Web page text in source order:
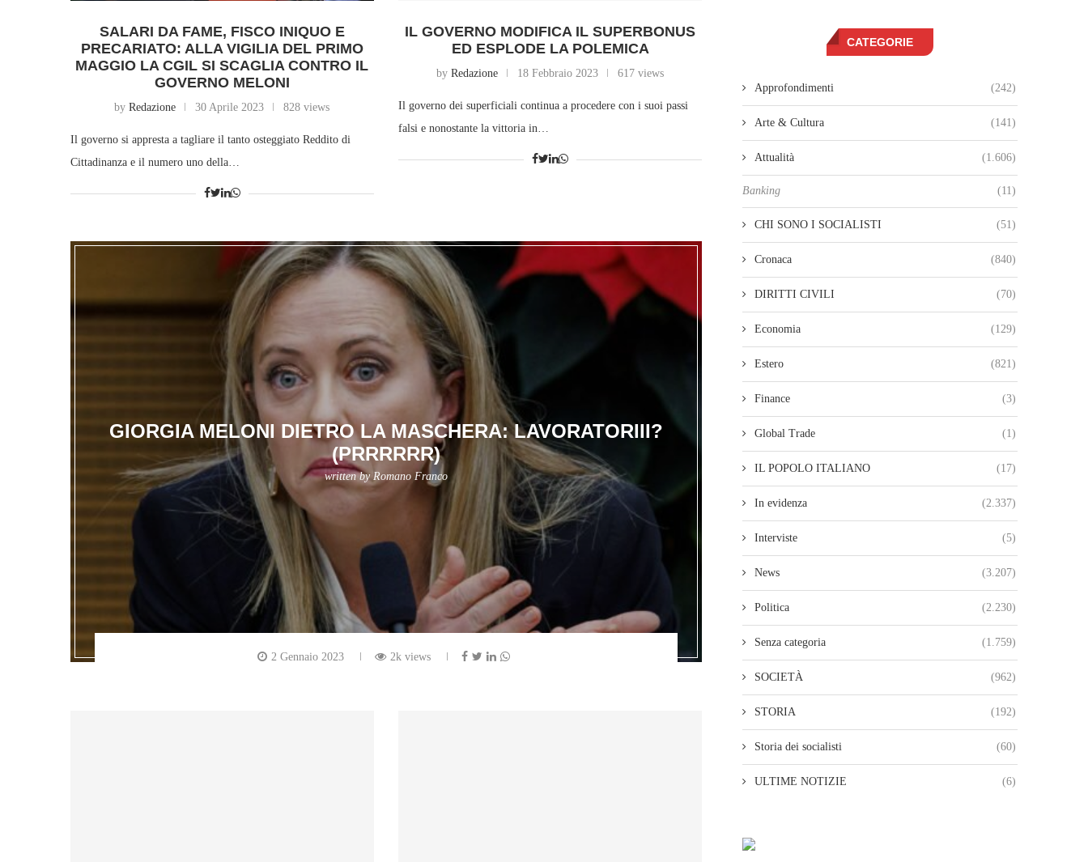
SALARI DA FAME, FISCO INIQUO E
PRECARIATO: ALLA VIGILIA DEL PRIMO
MAGGIO LA CGIL SI SCAGLIA CONTRO IL
GOVERNO MELONI
byRedazione 30 Aprile 2023 828 views
Il governo si appresta a tagliare il tanto osteggiato Reddito di
Cittadinanza e il numero uno della…
IL GOVERNO MODIFICA IL SUPERBONUS
ED ESPLODE LA POLEMICA
byRedazione 18 Febbraio 2023 617 views
Il governo dei superficiali continua a procedere con i suoi passi
falsi e nonostante la vittoria in…
GIORGIA MELONI DIETRO LA MASCHERA: LAVORATORIII?
(PRRRRRR)
written byRomano Franco
2 Gennaio 2023 2k views
CATEGORIE
Approfondimenti (242)
Arte & Cultura (141)
Attualità (1.606)
Banking (11)
CHI SONO I SOCIALISTI (51)
Cronaca (840)
DIRITTI CIVILI (70)
Economia (129)
Estero (821)
Finance (3)
Global Trade (1)
IL POPOLO ITALIANO (17)
In evidenza (2.337)
Interviste (5)
News (3.207)
Politica (2.230)
Senza categoria (1.759)
SOCIETÀ (962)
STORIA (192)
Storia dei socialisti (60)
ULTIME NOTIZIE (6)